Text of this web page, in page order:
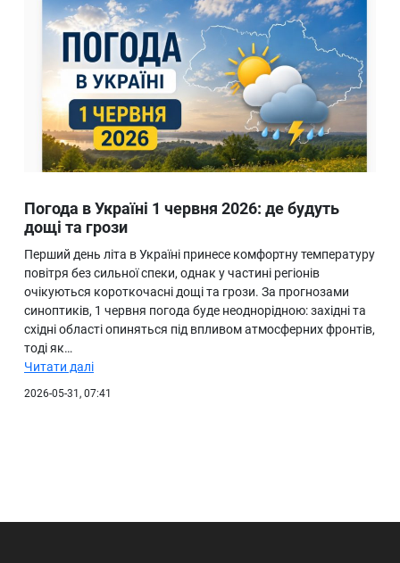
Погода в Україні 1 червня 2026: де будуть
дощі та грози
Перший день літа в Україні принесе комфортну температуру
повітря без сильної спеки, однак у частині регіонів
очікуються короткочасні дощі та грози. За прогнозами
синоптиків, 1 червня погода буде неоднорідною: західні та
східні області опиняться під впливом атмосферних фронтів,
тоді як…
Читати далі
2026-05-31, 07:41